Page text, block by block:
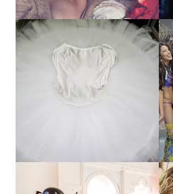
TUTORIAL PARA HACER
UN TUTÚ DE BALLET DE
PLATO CON ARO.